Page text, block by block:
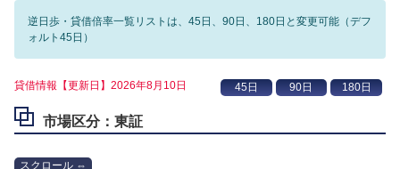
逆日歩・貸借倍率一覧リストは、45日、90日、180日と変更可能（デフ
ォルト45日）
貸借情報【更新日】2026年8月10日
市場区分：東証